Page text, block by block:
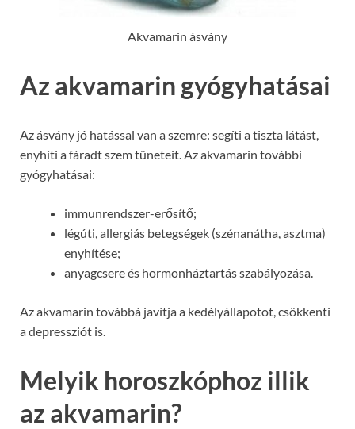
Akvamarin ásvány
Az akvamarin gyógyhatásai
Az ásvány jó hatással van a szemre: segíti a tiszta látást,
enyhíti a fáradt szem tüneteit. Az akvamarin további
gyógyhatásai:
immunrendszer-erősítő;
légúti, allergiás betegségek (szénanátha, asztma)
enyhítése;
anyagcsere és hormonháztartás szabályozása.
Az akvamarin továbbá javítja a kedélyállapotot, csökkenti
a depressziót is.
Melyik horoszkóphoz illik
az akvamarin?